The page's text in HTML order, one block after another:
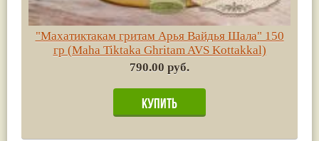
"Махатиктакам гритам Арья Вайдья Шала" 150
гр (Maha Tiktaka Ghritam AVS Kottakkal)
790.00 руб.